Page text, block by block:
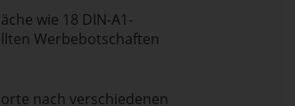
wie 18 DIN-A1-
Werbebotschaften
nach verschiedenen